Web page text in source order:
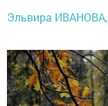
Эльвира ИВАНОВА,